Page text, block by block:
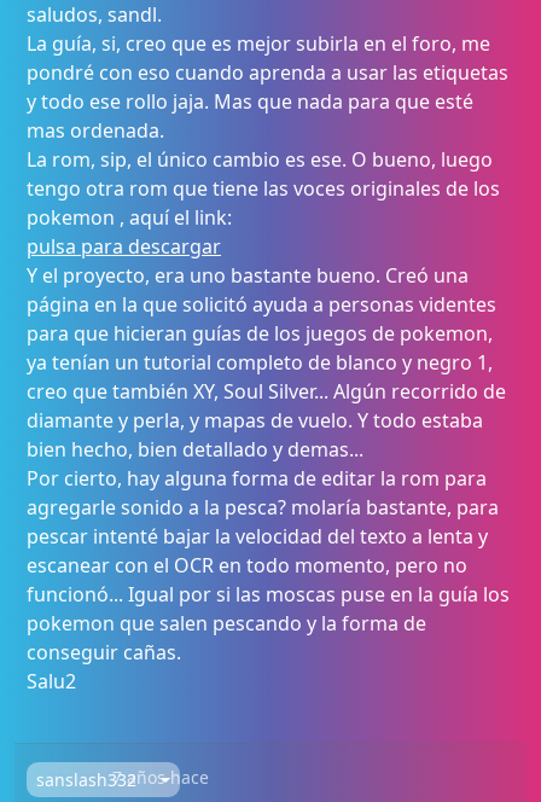
saludos, sandl.
La guía, si, creo que es mejor subirla en el foro, me
pondré con eso cuando aprenda a usar las etiquetas
y todo ese rollo jaja. Mas que nada para que esté
mas ordenada.
La rom, sip, el único cambio es ese. O bueno, luego
tengo otra rom que tiene las voces originales de los
pokemon , aquí el link:
pulsa para descargar
Y el proyecto, era uno bastante bueno. Creó una
página en la que solicitó ayuda a personas videntes
para que hicieran guías de los juegos de pokemon,
ya tenían un tutorial completo de blanco y negro 1,
creo que también XY, Soul Silver... Algún recorrido de
diamante y perla, y mapas de vuelo. Y todo estaba
bien hecho, bien detallado y demas...
Por cierto, hay alguna forma de editar la rom para
agregarle sonido a la pesca? molaría bastante, para
pescar intenté bajar la velocidad del texto a lenta y
escanear con el OCR en todo momento, pero no
funcionó... Igual por si las moscas puse en la guía los
pokemon que salen pescando y la forma de
conseguir cañas.
Salu2
sanslash3327 años hace